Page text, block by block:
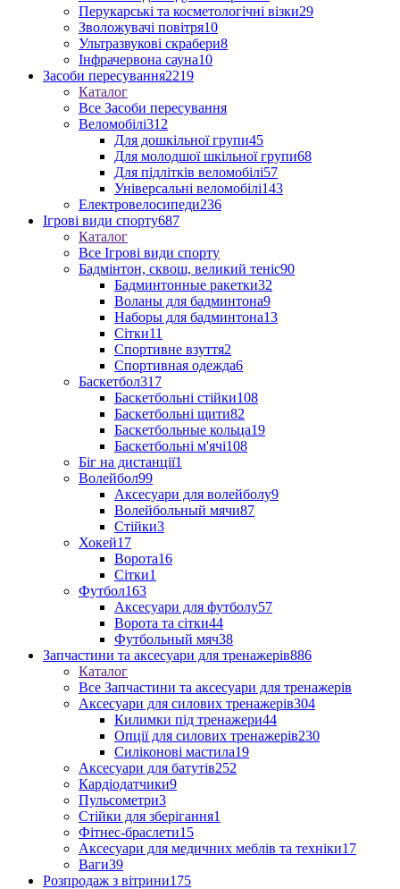
Перукарські та косметологічні візки29
Зволожувачі повітря10
Ультразвукові скрабери8
Інфрачервона сауна10
Засоби пересування2219
Каталог
Все Засоби пересування
Веломобілі312
Для дошкільної групи45
Для молодшої шкільної групи68
Для підлітків веломобілі57
Універсальні веломобілі143
Електровелосипеди236
Ігрові види спорту687
Каталог
Все Ігрові види спорту
Бадмінтон, сквош, великий теніс90
Бадминтонные ракетки32
Воланы для бадминтона9
Наборы для бадминтона13
Сітки11
Спортивне взуття2
Спортивная одежда6
Баскетбол317
Баскетбольні стійки108
Баскетбольні щити82
Баскетбольные кольца19
Баскетбольні м'ячі108
Біг на дистанції1
Волейбол99
Аксесуари для волейболу9
Волейбольный мячи87
Стійки3
Хокей17
Ворота16
Сітки1
Футбол163
Аксесуари для футболу57
Ворота та сітки44
Футбольный мяч38
Запчастини та аксесуари для тренажерів886
Каталог
Все Запчастини та аксесуари для тренажерів
Аксесуари для силових тренажерів304
Килимки під тренажери44
Опції для силових тренажерів230
Силіконові мастила19
Аксесуари для батутів252
Кардіодатчики9
Пульсометри3
Стійки для зберігання1
Фітнес-браслети15
Аксесуари для медичних меблів та техніки17
Ваги39
Розпродаж з вітрини175